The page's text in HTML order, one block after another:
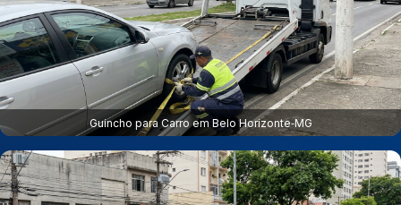
Guincho para Carro em Belo Horizonte‑MG